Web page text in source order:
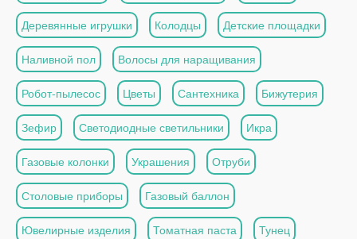
Деревянные игрушки Колодцы Детские площадки
Наливной пол Волосы для наращивания
Робот-пылесос Цветы Сантехника Бижутерия
Зефир Светодиодные светильники Икра
Газовые колонки Украшения Отруби
Столовые приборы Газовый баллон
Ювелирные изделия Томатная паста Тунец